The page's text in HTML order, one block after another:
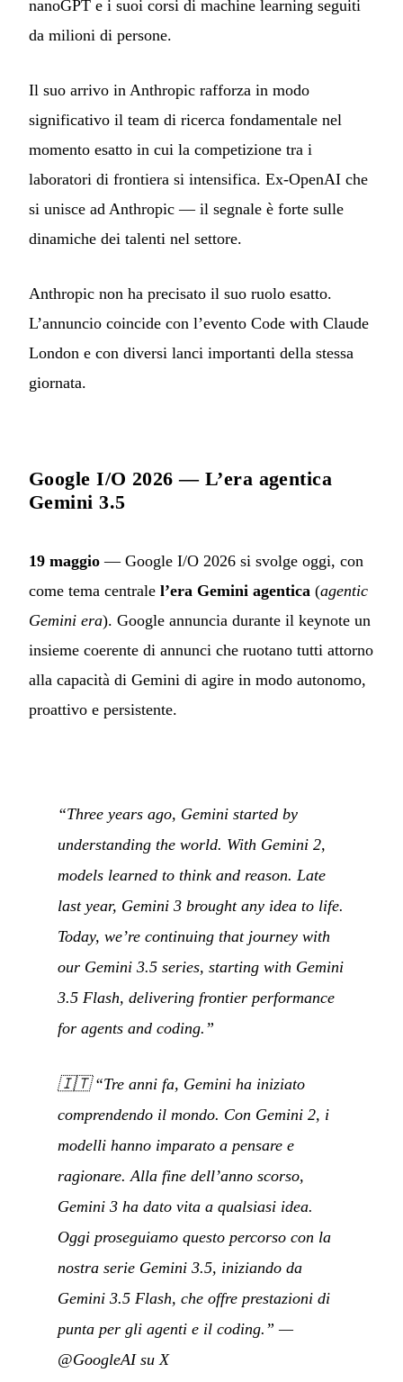
nanoGPT e i suoi corsi di machine learning seguiti
da milioni di persone.
Il suo arrivo in Anthropic rafforza in modo
significativo il team di ricerca fondamentale nel
momento esatto in cui la competizione tra i
laboratori di frontiera si intensifica. Ex-OpenAI che
si unisce ad Anthropic — il segnale è forte sulle
dinamiche dei talenti nel settore.
Anthropic non ha precisato il suo ruolo esatto.
L’annuncio coincide con l’evento Code with Claude
London e con diversi lanci importanti della stessa
giornata.
Google I/O 2026 — L’era agentica
Gemini 3.5
19 maggio — Google I/O 2026 si svolge oggi, con
come tema centrale l’era Gemini agentica (agentic
Gemini era). Google annuncia durante il keynote un
insieme coerente di annunci che ruotano tutti attorno
alla capacità di Gemini di agire in modo autonomo,
proattivo e persistente.
“Three years ago, Gemini started by
understanding the world. With Gemini 2,
models learned to think and reason. Late
last year, Gemini 3 brought any idea to life.
Today, we’re continuing that journey with
our Gemini 3.5 series, starting with Gemini
3.5 Flash, delivering frontier performance
for agents and coding.”
🇮🇹“Tre anni fa, Gemini ha iniziato
comprendendo il mondo. Con Gemini 2, i
modelli hanno imparato a pensare e
ragionare. Alla fine dell’anno scorso,
Gemini 3 ha dato vita a qualsiasi idea.
Oggi proseguiamo questo percorso con la
nostra serie Gemini 3.5, iniziando da
Gemini 3.5 Flash, che offre prestazioni di
punta per gli agenti e il coding.” —
@GoogleAI su X